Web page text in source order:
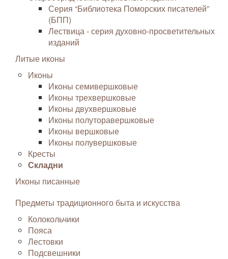
Серия “Библиотека Поморских писателей”
(БПП)
Лествица - серия духовно-просветительных
изданий
Литые иконы
Иконы
Иконы семивершковые
Иконы трехвершковые
Иконы двухвершковые
Иконы полуторавершковые
Иконы вершковые
Иконы полувершковые
Кресты
Складни
Иконы писанные
Предметы традиционного быта и искусства
Колокольчики
Пояса
Лестовки
Подсвешники